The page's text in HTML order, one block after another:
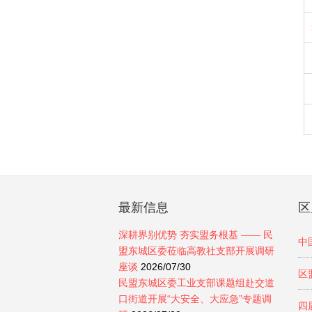
最新信息
深耕界别优势 夯实盟务根基 —— 民
盟东城区委莅临高教社支部开展调研
座谈 2026/07/30
民盟东城区委工业支部课题组赴交道
口街道开展“大安全、大应急”专题调
中
区
四